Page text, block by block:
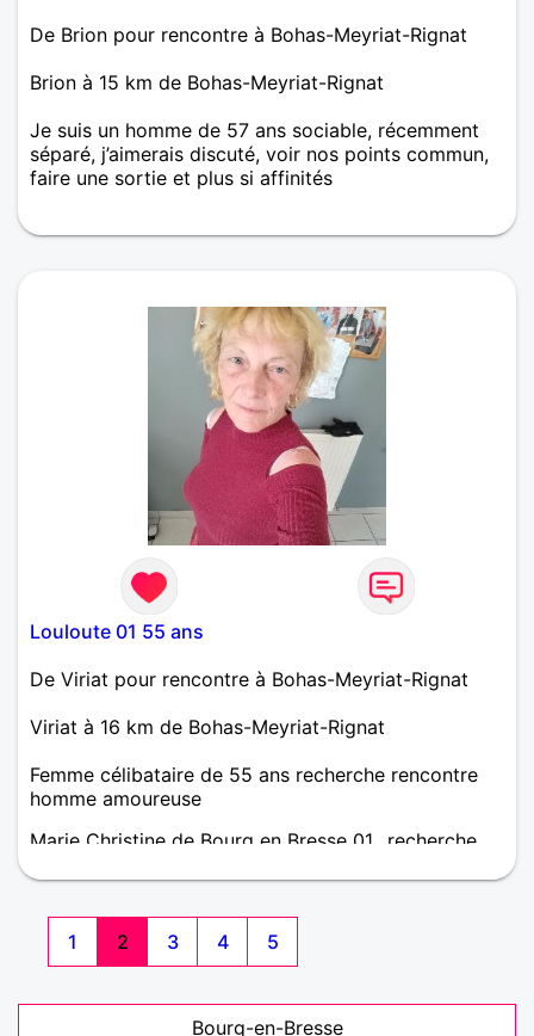
De Brion pour rencontre à Bohas-Meyriat-Rignat
Brion à 15 km de Bohas-Meyriat-Rignat
Je suis un homme de 57 ans sociable, récemment
séparé, j’aimerais discuté, voir nos points commun,
faire une sortie et plus si affinités
Louloute 01 55 ans
De Viriat pour rencontre à Bohas-Meyriat-Rignat
Viriat à 16 km de Bohas-Meyriat-Rignat
Femme célibataire de 55 ans recherche rencontre
homme amoureuse
Marie Christine de Bourg en Bresse 01.. recherche
1 2 3 4 5
Bourg-en-Bresse